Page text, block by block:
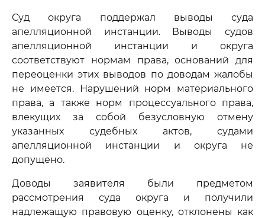
Суд округа поддержал выводы суда
апелляционной инстанции. Выводы судов
апелляционной инстанции и округа
соответствуют нормам права, оснований для
переоценки этих выводов по доводам жалобы
не имеется. Нарушений норм материального
права, а также норм процессуального права,
влекущих за собой безусловную отмену
указанных судебных актов, судами
апелляционной инстанции и округа не
допущено.
Доводы заявителя были предметом
рассмотрения суда округа и получили
надлежащую правовую оценку, отклонены как